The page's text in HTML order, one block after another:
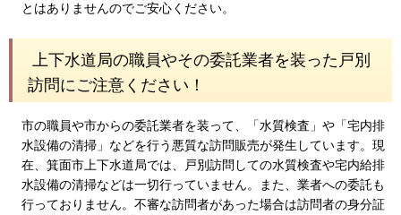
とはありませんのでご安心ください。
上下水道局の職員やその委託業者を装った戸別
訪問にご注意ください！
市の職員や市からの委託業者を装って、「水質検査」や「宅内排
水設備の清掃」などを行う悪質な訪問販売が発生しています。現
在、箕面市上下水道局では、戸別訪問しての水質検査や宅内給排
水設備の清掃などは一切行っていません。また、業者への委託も
行っておりません。不審な訪問者があった場合は訪問者の身分証